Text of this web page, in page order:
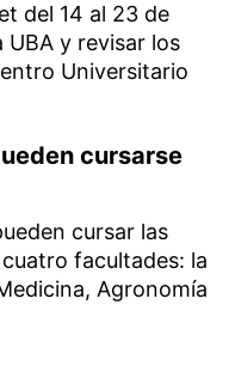
del 14 al 23 de
UBA y revisar los
Universitario
cursarse
cursar las
facultades: la
Agronomía